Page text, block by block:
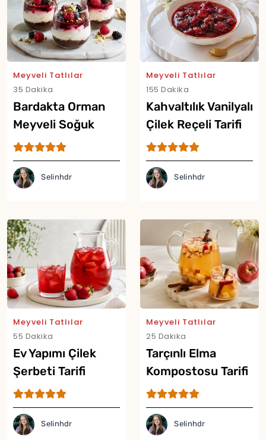
Meyveli Tatlılar
35 Dakika
Bardakta Orman
Meyveli Soğuk
Cheesecake Tarifi
Selinhdr
Meyveli Tatlılar
155 Dakika
Kahvaltılık Vanilyalı
Çilek Reçeli Tarifi
Selinhdr
Meyveli Tatlılar
55 Dakika
Ev Yapımı Çilek
Şerbeti Tarifi
Selinhdr
Meyveli Tatlılar
25 Dakika
Tarçınlı Elma
Kompostosu Tarifi
Selinhdr